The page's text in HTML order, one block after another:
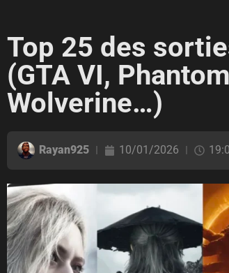
Top 25 des
(GTA VI,
Wolverine…)
Rayan925 10/01/2026